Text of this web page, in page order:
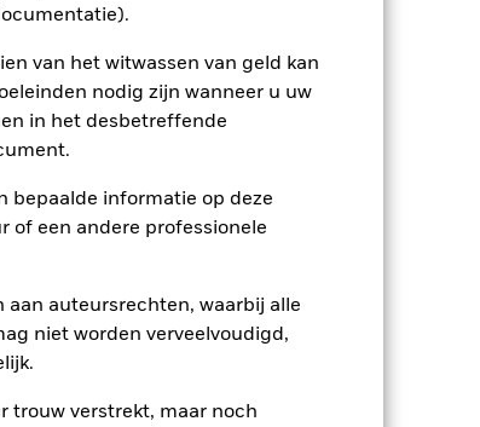
van het witwassen van geld kan
nodig zijn wanneer u uw
in het desbetreffende
bepaalde informatie op deze
of een andere professionele
aan auteursrechten, waarbij alle
niet worden verveelvoudigd,
trouw verstrekt, maar noch
Aandelen
0,78%
20,00%
Luxemburg
BlackRock (Luxembourg) S.A.
BSGSPF4